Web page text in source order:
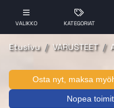
VALIKKO KATEGORIAT
Etusivu VARUSTEET
Osta nyt, maksa
Nopea